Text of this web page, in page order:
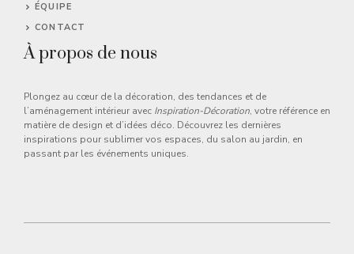
ÉQUIPE
CONTACT
À propos de nous
Plongez au cœur de la décoration, des tendances et de
l’aménagement intérieur avec Inspiration-Décoration, votre référence en
matière de design et d’idées déco. Découvrez les dernières
inspirations pour sublimer vos espaces, du salon au jardin, en
passant par les événements uniques.